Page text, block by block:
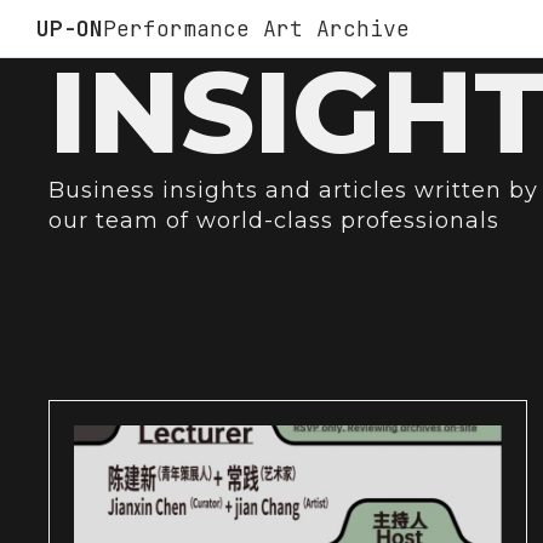
UP-ONPerformance Art Archive
Business insights and articles written by
our team of world-class professionals